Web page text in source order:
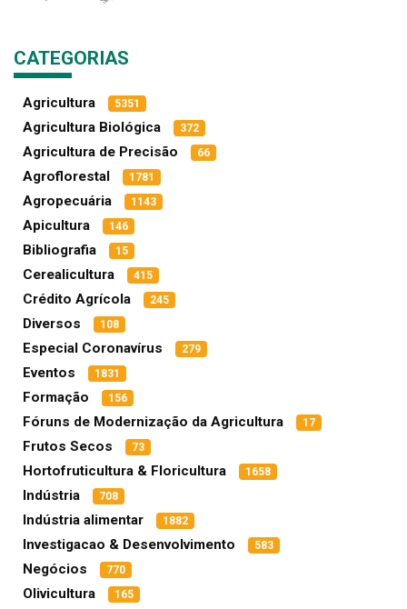
CATEGORIAS
Agricultura 5351
Agricultura Biológica 372
Agricultura de Precisão 66
Agroflorestal 1781
Agropecuária 1143
Apicultura 146
Bibliografia 15
Cerealicultura 415
Crédito Agrícola 245
Diversos 108
Especial Coronavírus 279
Eventos 1831
Formação 156
Fóruns de Modernização da Agricultura 17
Frutos Secos 73
Hortofruticultura & Floricultura 1658
Indústria 708
Indústria alimentar 1882
Investigacao & Desenvolvimento 583
Negócios 770
Olivicultura 165